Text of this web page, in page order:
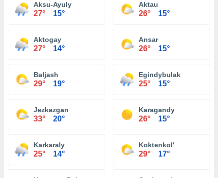
Aksu-Ayuly
27° 15°
Aktau
26° 15°
Aktogay
27° 14°
Ansar
26° 15°
Baljash
29° 19°
Egindybulak
25° 15°
Jezkazgan
33° 20°
Karagandy
26° 15°
Karkaraly
25° 14°
Koktenkol'
29° 17°